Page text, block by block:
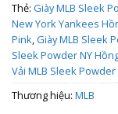
Thẻ: Giày MLB Sleek
New York Yankees
Pink, Giày MLB Sleek
Sleek Powder NY
Vải MLB Sleek
Thương hiệu: MLB